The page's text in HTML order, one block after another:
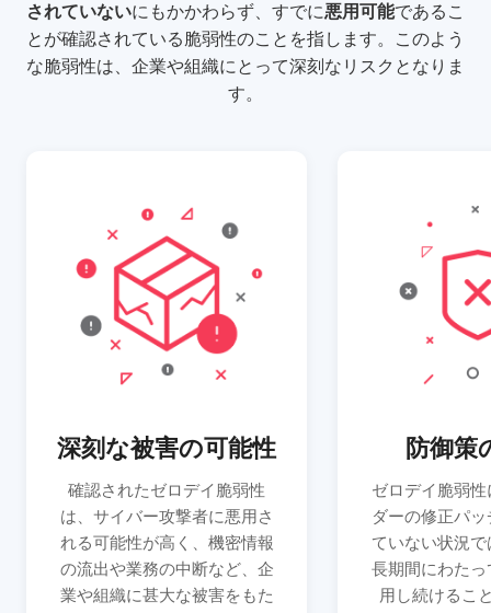
されていないにもかかわらず、すでに悪用可能であるこ
とが確認されている脆弱性のことを指します。このよう
な脆弱性は、企業や組織にとって深刻なリスクとなりま
す。
深刻な被害の可能性
確認されたゼロデイ脆弱性
は、サイバー攻撃者に悪用さ
れる可能性が高く、機密情報
の流出や業務の中断など、企
業や組織に甚大な被害をもた
防御策
ゼロデイ脆弱
ダーの修正パ
ていない状況
長期間にわた
用し続けるこ